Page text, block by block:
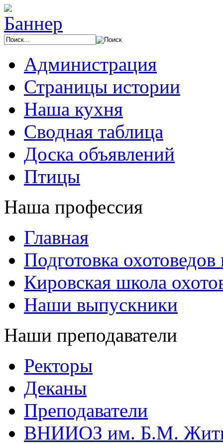
Администрация
Страницы истории
Наша кухня
Сводная таблица
Доска объявлений
Птицы
Наша профессия
Главная
Подготовка
Кировская школа
Наши выпускники
Наши преподаватели
Ректоры
Деканы
Преподаватели
ВНИИОЗ им. Б.М.